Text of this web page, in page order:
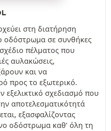
στη διατήρηση
οδόστρωμα σε συνθήκες
πέλματος που
αυλακώσεις,
και να
προς το εξωτερικό.
εξελικτικό σχεδιασμό που
αποτελεσματικότητά
εξασφαλίζοντας
οδόστρωμα καθ’ όλη τη